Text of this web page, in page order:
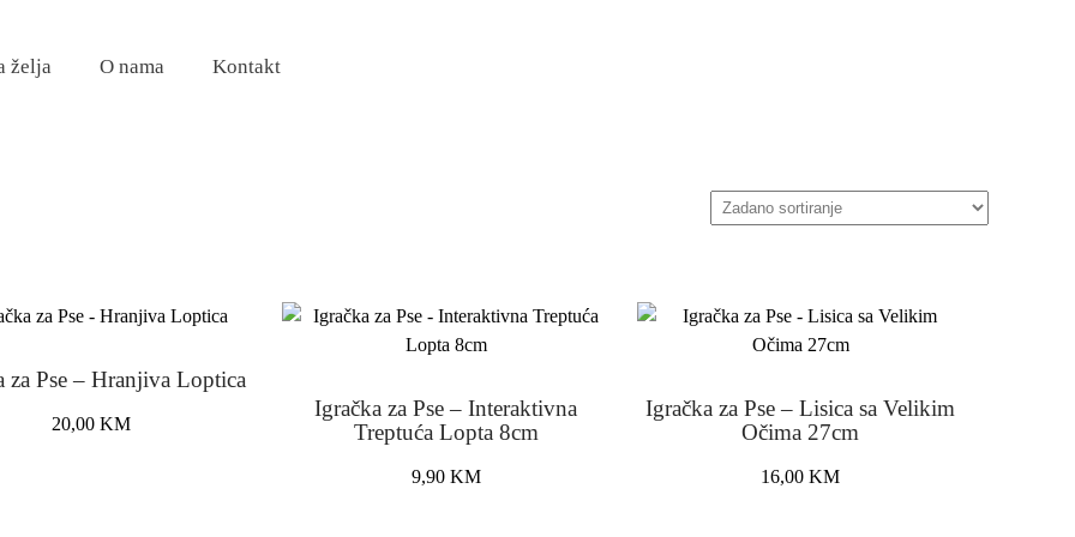
želja O nama Kontakt
za Pse – Hranjiva Loptica
20,00KM
Igračka za Pse – Interaktivna
Treptuća Lopta 8cm
9,90 KM
Igračka za Pse – Lisica sa Velikim
Očima 27cm
16,00KM